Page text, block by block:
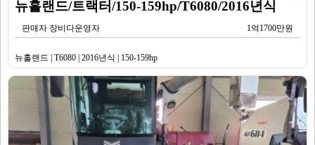
뉴홀랜드/트랙터/150-159hp/T6080/2016년식
판매자 장비다운영자 1억1700만원
뉴홀랜드 | T6080 | 2016년식 | 150-159hp